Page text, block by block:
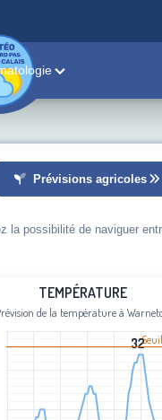
Prévisions agricoles
la possibilité de naviguer
with 98 data points.
de la température à
data table, Température
has 1 X axis displaying
has 1 Y axis displaying
TEMPÉRATURE
de la température à
32
32